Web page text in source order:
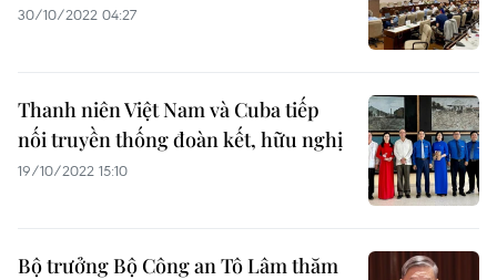
30/10/2022 04:27
Thanh niên Việt Nam và Cuba tiếp
nối truyền thống đoàn kết, hữu nghị
19/10/2022 15:10
Bộ trưởng Bộ Công an Tô Lâm thăm